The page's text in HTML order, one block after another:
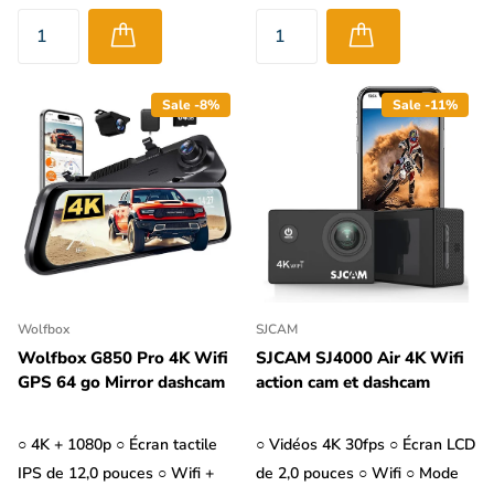
Sale -8%
Wolfbox
Wolfbox G850 Pro 4K Wifi
GPS 64 go Mirror dashcam
○ 4K + 1080p ○ Écran tactile
IPS de 12,0 pouces ○ Wifi +
Sale -11%
SJCAM
SJCAM SJ4000 Air 4K Wifi
action cam et dashcam
○ Vidéos 4K 30fps ○ Écran LCD
de 2,0 pouces ○ Wifi ○ Mode